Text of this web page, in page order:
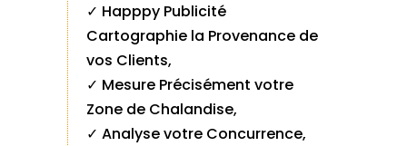
✓ Happpy Publicité
Cartographie la Provenance de
vos Clients,
✓ Mesure Précisément votre
Zone de Chalandise,
✓ Analyse votre Concurrence,